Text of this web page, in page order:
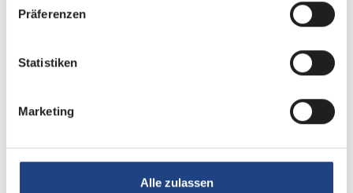
Präferenzen
Statistiken
Marketing
Alle zulassen
Sitzgruppe Seitensitzgruppe